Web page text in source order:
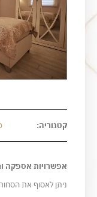
קטגוריה:
אפשרויות אספקה
ניתן לאסוף את